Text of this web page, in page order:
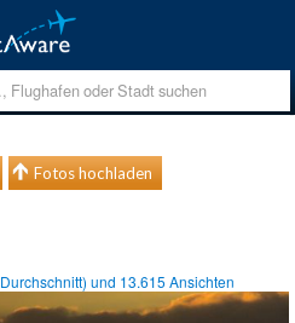
Fotos hochladen
Durchschnitt) und 13.615 Ansichten